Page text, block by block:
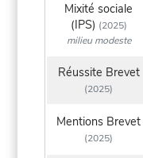
Mixité sociale
(IPS) (2025)
milieu modeste
Réussite Brevet
(2025)
Mentions Brevet
(2025)